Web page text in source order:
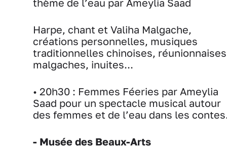
thème de l’eau par Ameylia Saad
Harpe, chant et Valiha Malgache,
créations personnelles, musiques
traditionnelles chinoises,
malgaches, inuites...
• 20h30 : Femmes Féeries par Ameylia
Saad pour un spectacle musical autour
des femmes et de l’eau dans les
- Musée des Beaux-Arts